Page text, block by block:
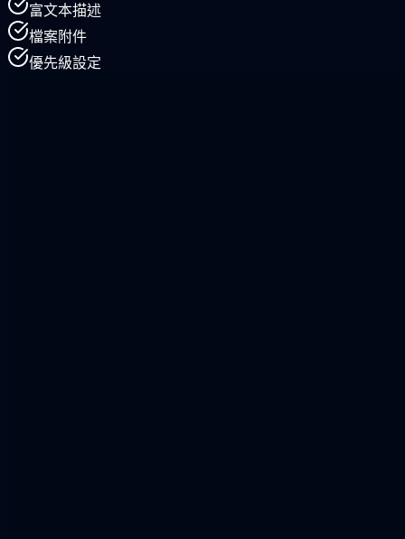
富文本描述
檔案附件
優先級設定